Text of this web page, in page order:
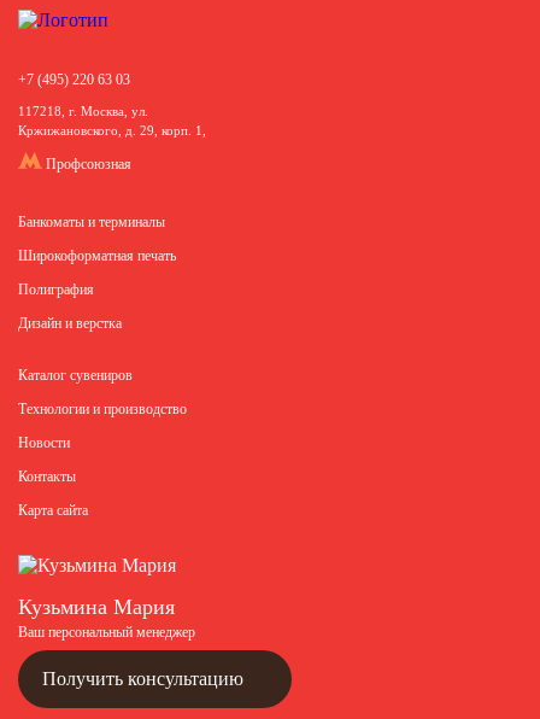
+7 (495) 220 63 03
117218, г. Москва, ул.
Кржижановского, д. 29, корп. 1,
Профсоюзная
Банкоматы и терминалы
Широкоформатная печать
Полиграфия
Дизайн и верстка
Каталог сувениров
Технологии и производство
Новости
Контакты
Карта сайта
Кузьмина Мария
Ваш персональный менеджер
Получить консультацию